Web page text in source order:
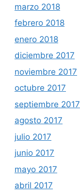
marzo 2018
febrero 2018
enero 2018
diciembre 2017
noviembre 2017
octubre 2017
septiembre 2017
agosto 2017
julio 2017
junio 2017
mayo 2017
abril 2017